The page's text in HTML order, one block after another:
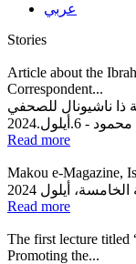
عربي
Stories
Article about the
Correspondent...
ناشيونال للصحفي
- 6.أيلول.2024
Read more
Makou e-Magazine,
أيلول 2024
Read more
The first lecture titled
Promoting the...